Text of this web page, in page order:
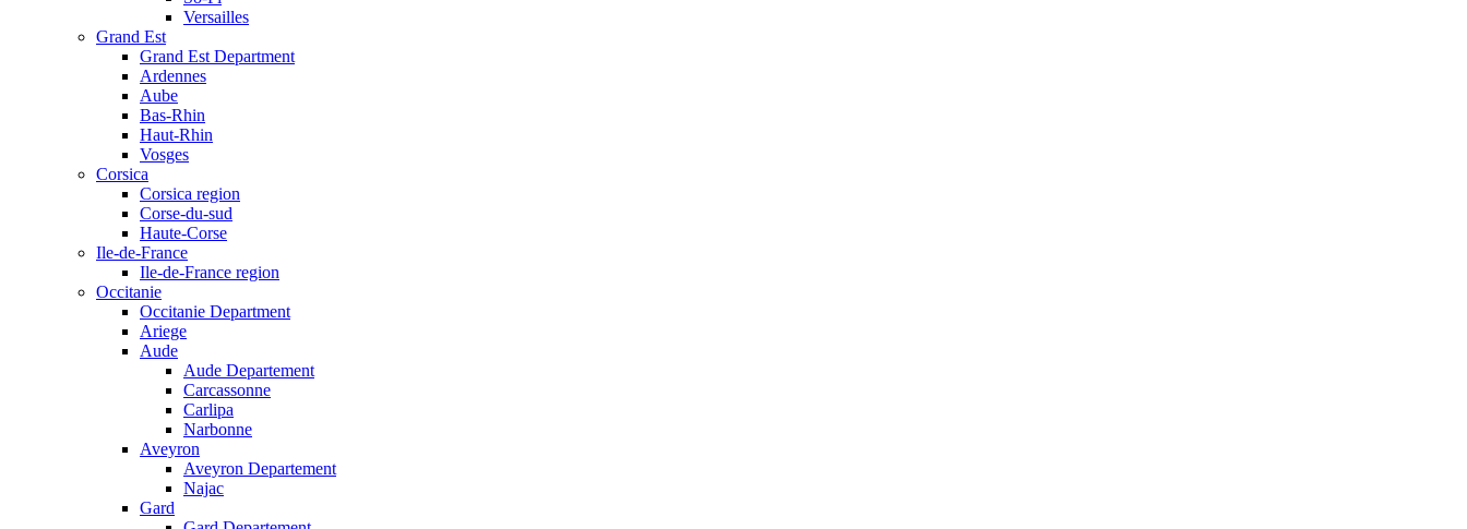
Versailles
Grand Est
Grand Est Department
Ardennes
Aube
Bas-Rhin
Haut-Rhin
Vosges
Corsica
Corsica region
Corse-du-sud
Haute-Corse
Ile-de-France
Ile-de-France region
Occitanie
Occitanie Department
Ariege
Aude
Aude Departement
Carcassonne
Carlipa
Narbonne
Aveyron
Aveyron Departement
Najac
Gard